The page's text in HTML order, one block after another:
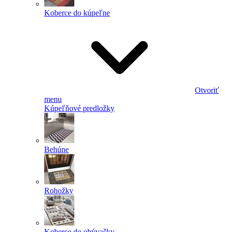
Koberce do kúpeľne
Otvoriť
menu
Kúpeľňové predložky
Behúne
Rohožky